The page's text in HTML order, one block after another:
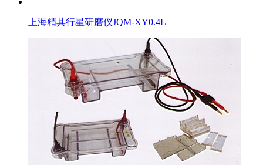
上海精其行星研磨仪JQM-XY0.4L